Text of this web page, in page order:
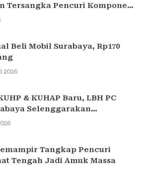
Tersangka Pencuri Komponen
di Surabaya
Beli Mobil Surabaya, Rp170
2026
& KUHAP Baru, LBH PC
Selenggarakan
Hukum
Tangkap Pencuri
Tengah Jadi Amuk Massa